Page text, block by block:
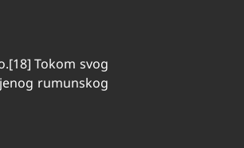
Tokom svog
rumunskog